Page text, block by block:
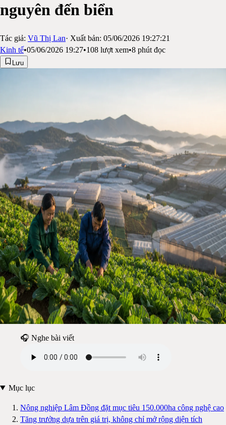
nguyên đến biển
Tác giả: Vũ Thị Lan· Xuất bản: 05/06/2026 19:27:21
Kinh tế•05/06/2026 19:27•108 lượt xem•8 phút đọc
Lưu
🎧 Nghe bài viết
Mục lục
Nông nghiệp Lâm Đồng đặt mục tiêu 150.000ha công nghệ cao
Tăng trưởng dựa trên giá trị, không chỉ mở rộng diện tích